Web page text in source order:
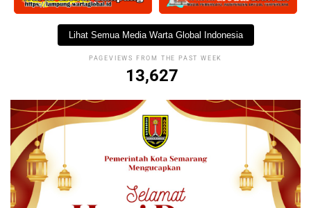
Lihat Semua Media Warta Global Indonesia
PAGEVIEWS FROM THE PAST WEEK
13,627